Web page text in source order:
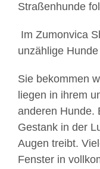
Straßenhunde
Im Zumonvica
unzählige
Sie bekommen
liegen in ihrem
anderen Hunde.
Gestank in der
Augen treibt.
Fenster in